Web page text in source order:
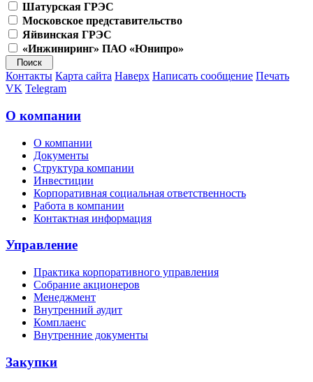
Шатурская ГРЭС
Московское представительство
Яйвинская ГРЭС
«Инжиниринг» ПАО «Юнипро»
Контакты Карта сайта Наверх Написать сообщение Печать
VK Telegram
О компании
О компании
Документы
Структура компании
Инвестиции
Корпоративная социальная ответственность
Работа в компании
Контактная информация
Управление
Практика корпоративного управления
Собрание акционеров
Менеджмент
Внутренний аудит
Комплаенс
Внутренние документы
Закупки